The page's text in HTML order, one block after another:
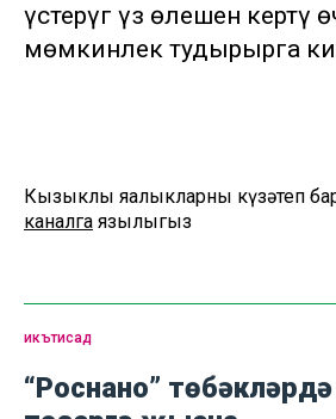
үстерүгә үз өлешен кертү
мөмкинлек тудырырга
Кызыклы яңалыкларны күзәтеп
каналга язылыгыз
икътисад
“Роснано”